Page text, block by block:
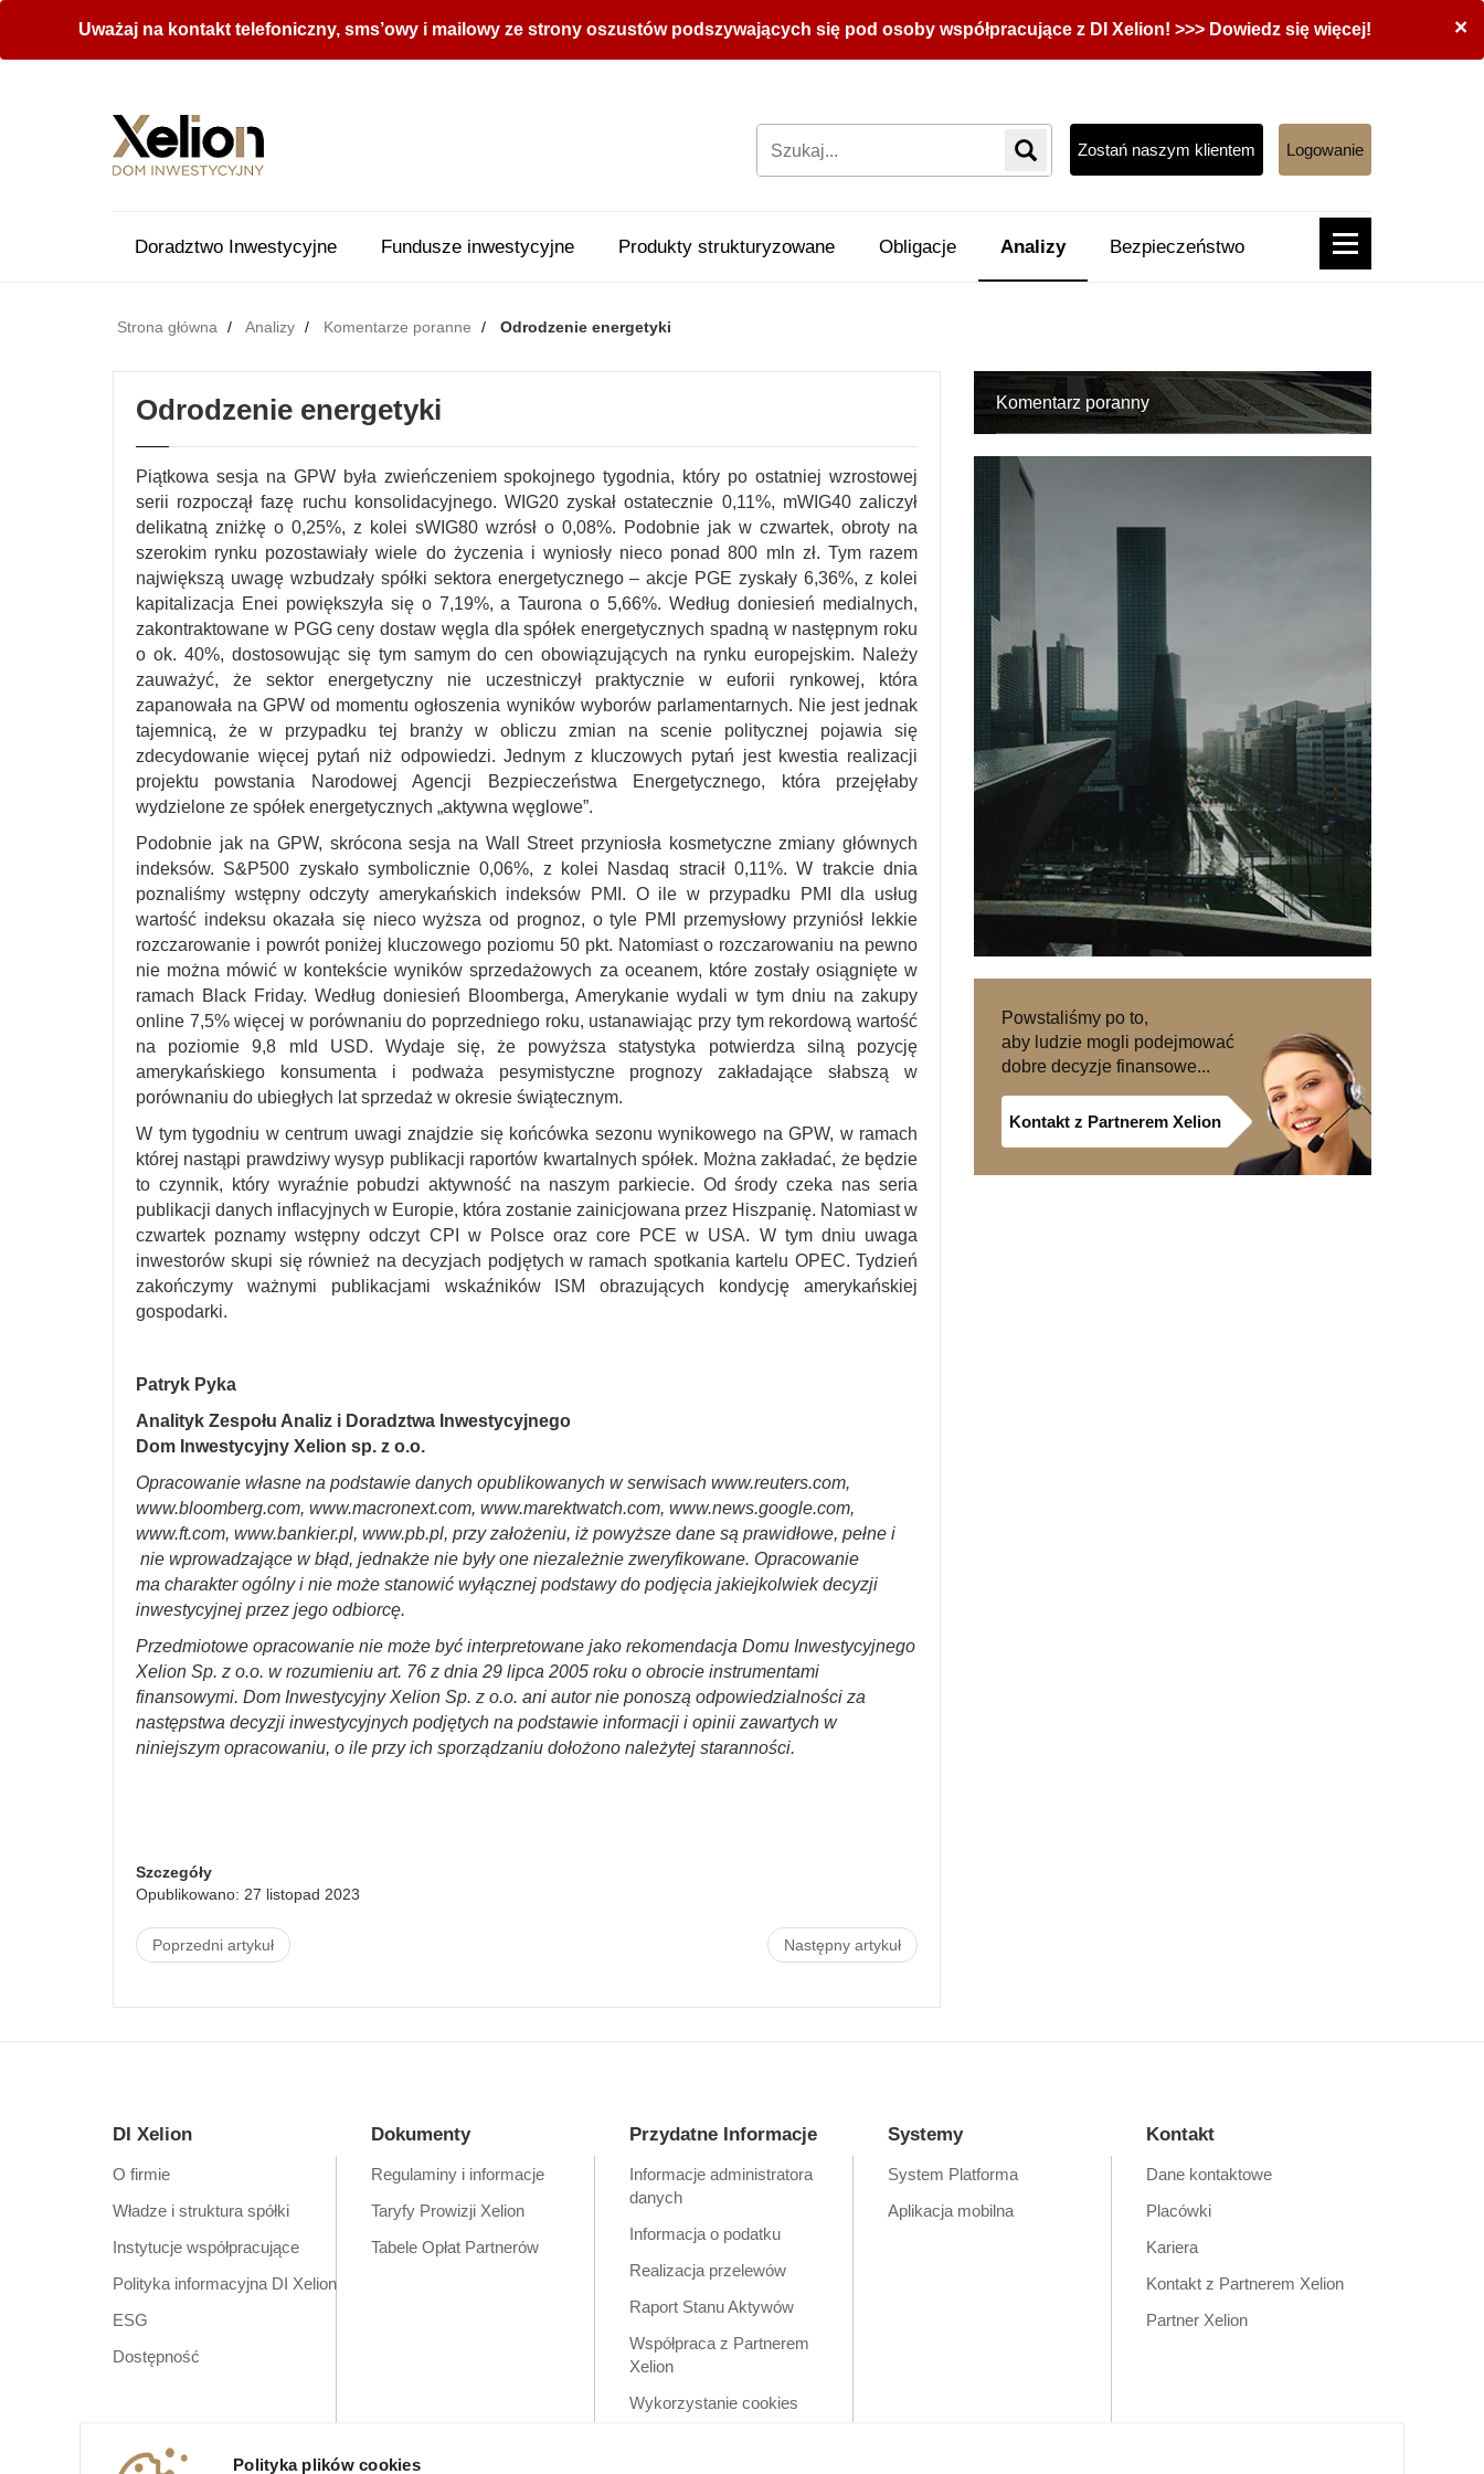
Polityka plików cookies
×
Uważaj na kontakt telefoniczny, sms’owy i mailowy ze strony oszustów podszywających się pod osoby współpracujące z DI Xelion! >>> Dowiedz się więcej!
Zostań naszym klientem Logowanie
Doradztwo Inwestycyjne Fundusze inwestycyjne Produkty strukturyzowane Obligacje Analizy Bezpieczeństwo
Strona główna Analizy Komentarze poranne Odrodzenie energetyki
Odrodzenie energetyki
Piątkowa sesja na GPW była zwieńczeniem spokojnego tygodnia, który po ostatniej wzrostowej
serii rozpoczął fazę ruchu konsolidacyjnego. WIG20 zyskał ostatecznie 0,11%, mWIG40 zaliczył
delikatną zniżkę o 0,25%, z kolei sWIG80 wzrósł o 0,08%. Podobnie jak w czwartek, obroty na
szerokim rynku pozostawiały wiele do życzenia i wyniosły nieco ponad 800 mln zł. Tym razem
największą uwagę wzbudzały spółki sektora energetycznego – akcje PGE zyskały 6,36%, z kolei
kapitalizacja Enei powiększyła się o 7,19%, a Taurona o 5,66%. Według doniesień medialnych,
zakontraktowane w PGG ceny dostaw węgla dla spółek energetycznych spadną w następnym roku
o ok. 40%, dostosowując się tym samym do cen obowiązujących na rynku europejskim. Należy
zauważyć, że sektor energetyczny nie uczestniczył praktycznie w euforii rynkowej, która
zapanowała na GPW od momentu ogłoszenia wyników wyborów parlamentarnych. Nie jest jednak
tajemnicą, że w przypadku tej branży w obliczu zmian na scenie politycznej pojawia się
zdecydowanie więcej pytań niż odpowiedzi. Jednym z kluczowych pytań jest kwestia realizacji
projektu powstania Narodowej Agencji Bezpieczeństwa Energetycznego, która przejęłaby
wydzielone ze spółek energetycznych „aktywna węglowe”.
Podobnie jak na GPW, skrócona sesja na Wall Street przyniosła kosmetyczne zmiany głównych
indeksów. S&P500 zyskało symbolicznie 0,06%, z kolei Nasdaq stracił 0,11%. W trakcie dnia
poznaliśmy wstępny odczyty amerykańskich indeksów PMI. O ile w przypadku PMI dla usług
wartość indeksu okazała się nieco wyższa od prognoz, o tyle PMI przemysłowy przyniósł lekkie
rozczarowanie i powrót poniżej kluczowego poziomu 50 pkt. Natomiast o rozczarowaniu na pewno
nie można mówić w kontekście wyników sprzedażowych za oceanem, które zostały osiągnięte w
ramach Black Friday. Według doniesień Bloomberga, Amerykanie wydali w tym dniu na zakupy
online 7,5% więcej w porównaniu do poprzedniego roku, ustanawiając przy tym rekordową wartość
na poziomie 9,8 mld USD. Wydaje się, że powyższa statystyka potwierdza silną pozycję
amerykańskiego konsumenta i podważa pesymistyczne prognozy zakładające słabszą w
porównaniu do ubiegłych lat sprzedaż w okresie świątecznym.
W tym tygodniu w centrum uwagi znajdzie się końcówka sezonu wynikowego na GPW, w ramach
której nastąpi prawdziwy wysyp publikacji raportów kwartalnych spółek. Można zakładać, że będzie
to czynnik, który wyraźnie pobudzi aktywność na naszym parkiecie. Od środy czeka nas seria
publikacji danych inflacyjnych w Europie, która zostanie zainicjowana przez Hiszpanię. Natomiast w
czwartek poznamy wstępny odczyt CPI w Polsce oraz core PCE w USA. W tym dniu uwaga
inwestorów skupi się również na decyzjach podjętych w ramach spotkania kartelu OPEC. Tydzień
zakończymy ważnymi publikacjami wskaźników ISM obrazujących kondycję amerykańskiej
gospodarki.
Patryk Pyka
Analityk Zespołu Analiz i Doradztwa Inwestycyjnego
Dom Inwestycyjny Xelion sp. z o.o.
Opracowanie własne na podstawie danych opublikowanych w serwisach www.reuters.com,
www.bloomberg.com, www.macronext.com, www.marektwatch.com, www.news.google.com,
www.ft.com, www.bankier.pl, www.pb.pl, przy założeniu, iż powyższe dane są prawidłowe, pełne i
nie wprowadzające w błąd, jednakże nie były one niezależnie zweryfikowane. Opracowanie
ma charakter ogólny i nie może stanowić wyłącznej podstawy do podjęcia jakiejkolwiek decyzji
inwestycyjnej przez jego odbiorcę.
Przedmiotowe opracowanie nie może być interpretowane jako rekomendacja Domu Inwestycyjnego
Xelion Sp. z o.o. w rozumieniu art. 76 z dnia 29 lipca 2005 roku o obrocie instrumentami
finansowymi. Dom Inwestycyjny Xelion Sp. z o.o. ani autor nie ponoszą odpowiedzialności za
następstwa decyzji inwestycyjnych podjętych na podstawie informacji i opinii zawartych w
niniejszym opracowaniu, o ile przy ich sporządzaniu dołożono należytej staranności.
Szczegóły
Opublikowano: 27 listopad 2023
Poprzedni artykuł Następny artykuł
Komentarz poranny
Powstaliśmy po to,
aby ludzie mogli podejmować
dobre decyzje finansowe...
Kontakt z Partnerem Xelion
DI Xelion
O firmie
Władze i struktura spółki
Instytucje współpracujące
Polityka informacyjna DI Xelion
ESG
Dostępność
Dokumenty
Regulaminy i informacje
Taryfy Prowizji Xelion
Tabele Opłat Partnerów
Przydatne Informacje
Informacje administratora
danych
Informacja o podatku
Realizacja przelewów
Raport Stanu Aktywów
Współpraca z Partnerem
Xelion
Wykorzystanie cookies
Systemy
System Platforma
Aplikacja mobilna
Kontakt
Dane kontaktowe
Placówki
Kariera
Kontakt z Partnerem Xelion
Partner Xelion